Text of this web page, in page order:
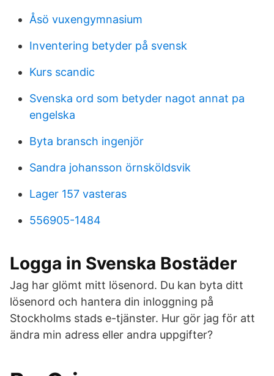
Åsö vuxengymnasium
Inventering betyder på svensk
Kurs scandic
Svenska ord som betyder nagot annat pa
engelska
Byta bransch ingenjör
Sandra johansson örnsköldsvik
Lager 157 vasteras
556905-1484
Logga in Svenska Bostäder
Jag har glömt mitt lösenord. Du kan byta ditt
lösenord och hantera din inloggning på
Stockholms stads e-tjänster. Hur gör jag för att
ändra min adress eller andra uppgifter?